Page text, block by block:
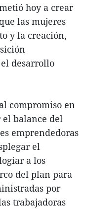
hoy a crear
las mujeres
y la creación,
desarrollo
compromiso en
balance del
emprendedoras
el
a los
del plan para
por
trabajadoras